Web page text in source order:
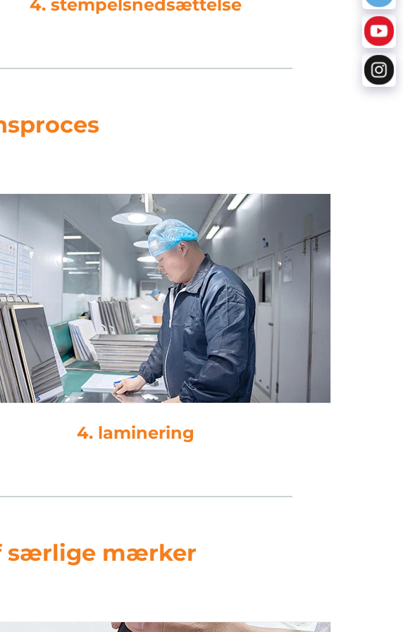
5. databehandling
5. stansning
særlige mærker